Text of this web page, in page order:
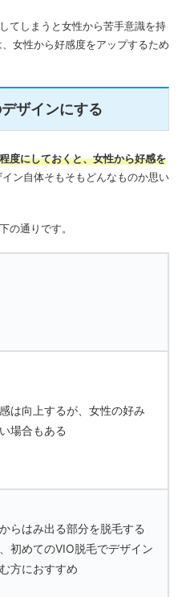
てしまうと女性から苦手意識を持
、女性から好感度をアップするため
ザインにする
度にしておくと、女性から好感を
ン自体そもそもどんなものか思い
の通りです。
は向上するが、女性の好み
場合もある
らはみ出る部分を脱毛する
初めてのVIO脱毛でデザイン
方におすすめ